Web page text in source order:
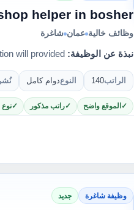
helper in bosher
وظائف خالية عمان شاغرة
نبذة عن الوظيفة:
الراتب140 النوعدوام كامل
الموقع واضح راتب مذكور
وظيفة شاغرة جديد